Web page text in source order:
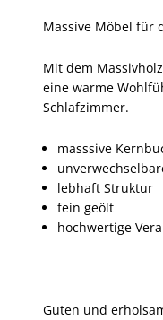
Massive Möbel für
Mit dem
eine warme
Schlafzimmer.
masssive
lebhaft Struktur
fein geölt
hochwertige
Guten und